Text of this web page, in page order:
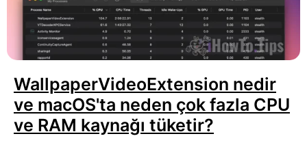
WallpaperVideoExtension nedir
ve macOS'ta neden çok fazla CPU
ve RAM kaynağı tüketir?